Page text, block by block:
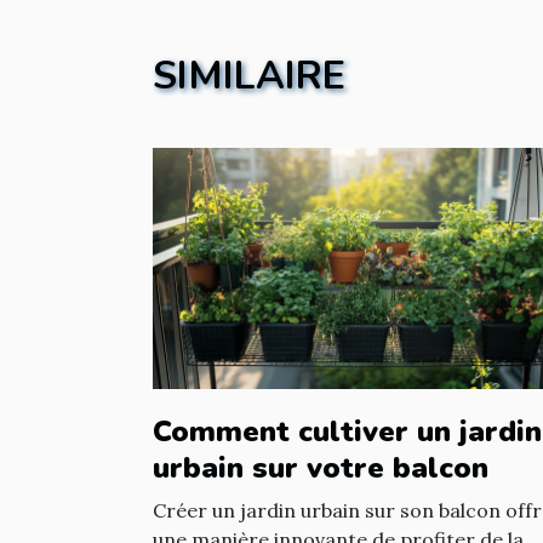
SIMILAIRE
Comment cultiver un jardin
urbain sur votre balcon
Créer un jardin urbain sur son balcon